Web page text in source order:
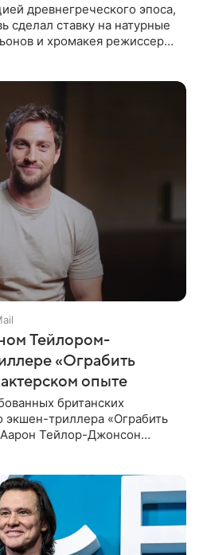
древнегреческого эпоса,
сделал ставку на натурные
и хромакея режиссер
Тейлором-
«Ограбить
опыте
британских
экшен-триллера «Ограбить
Тейлор-Джонсон